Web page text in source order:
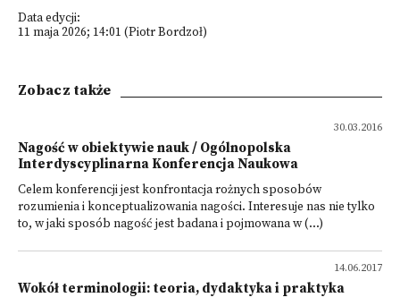
Data edycji:
11 maja 2026; 14:01 (Piotr Bordzoł)
Zobacz także
30.03.2016
Nagość w obiektywie nauk / Ogólnopolska
Interdyscyplinarna Konferencja Naukowa
Celem konferencji jest konfrontacja rożnych sposobów
rozumienia i konceptualizowania nagości. Interesuje nas nie tylko
to, w jaki sposób nagość jest badana i pojmowana w (...)
14.06.2017
Wokół terminologii: teoria, dydaktyka i praktyka